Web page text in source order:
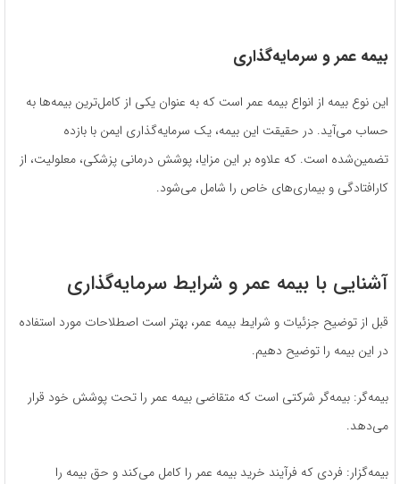
بیمه عمر و سرمایه‌گذاری
این نوع بیمه از انواع بیمه عمر است که به عنوان یکی از کامل‌ترین بیمه‌ها به
حساب می‌آید. در حقیقت این بیمه، یک سرمایه‌گذاری ایمن با بازده
تضمین‌شده است. که علاوه بر این مزایا، پوشش درمانی پزشکی، معلولیت، از
کارافتادگی و بیماری‌های خاص را شامل می‌شود.
آشنایی با بیمه عمر و شرایط سرمایه‌گذاری
قبل از توضیح جزئیات و شرایط بیمه عمر، بهتر است اصطلاحات مورد استفاده
در این بیمه را توضیح دهیم.
بیمه‌گر: بیمه‌گر شرکتی است که متقاضی بیمه عمر را تحت پوشش خود قرار
می‌دهد.
بیمه‌گزار: فردی که فرآیند خرید بیمه عمر را کامل می‌کند و حق بیمه را